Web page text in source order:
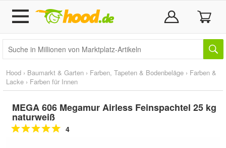
Hood › Baumarkt & Garten › Farben, Tapeten & Bodenbeläge › Farben &
Lacke › Farben für Innen
MEGA 606 Megamur Airless Feinspachtel 25 kg
naturweiß
4